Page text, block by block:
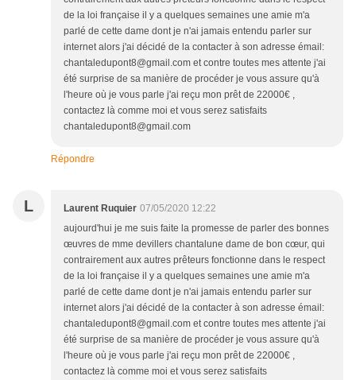
de la loi française il y a quelques semaines une amie m'a
parlé de cette dame dont je n'ai jamais entendu parler sur
internet alors j'ai décidé de la contacter à son adresse émail:
chantaledupont8@gmail.com et contre toutes mes attente j'ai
été surprise de sa manière de procéder je vous assure qu'à
l'heure où je vous parle j'ai reçu mon prêt de 22000€ ,
contactez là comme moi et vous serez satisfaits
chantaledupont8@gmail.com
Répondre
L Laurent Ruquier 07/05/2020 12:22
aujourd'hui je me suis faite la promesse de parler des bonnes
œuvres de mme devillers chantalune dame de bon cœur, qui
contrairement aux autres prêteurs fonctionne dans le respect
de la loi française il y a quelques semaines une amie m'a
parlé de cette dame dont je n'ai jamais entendu parler sur
internet alors j'ai décidé de la contacter à son adresse émail:
chantaledupont8@gmail.com et contre toutes mes attente j'ai
été surprise de sa manière de procéder je vous assure qu'à
l'heure où je vous parle j'ai reçu mon prêt de 22000€ ,
contactez là comme moi et vous serez satisfaits